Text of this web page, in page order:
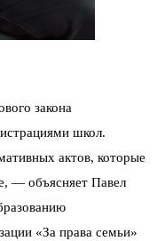
закона
школ.
актов, которые
— объясняет Павел
«За права семьи»